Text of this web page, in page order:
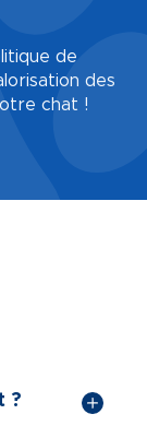
de
des
chat !
?